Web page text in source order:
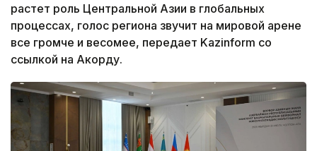
растет роль Центральной Азии в глобальных
процессах, голос региона звучит на мировой арене
все громче и весомее, передает Kazinform со
ссылкой на Акорду.